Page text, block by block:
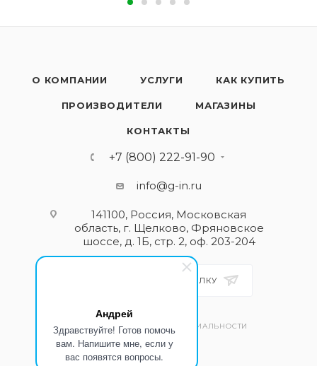
Андрей
Здравствуйте! Готов помочь
вам. Напишите мне, если у
вас появятся вопросы.
О КОМПАНИИ УСЛУГИ КАК КУПИТЬ
ПРОИЗВОДИТЕЛИ МАГАЗИНЫ
КОНТАКТЫ
+7 (800) 222-91-90
info@g-in.ru
141100, Россия, Московская
область, г. Щелково, Фряновское
шоссе, д. 1Б, стр. 2, оф. 203-204
ПОДПИСАТЬСЯ НА РАССЫЛКУ
ПОЛИТИКА КОНФИДЕНЦИАЛЬНОСТИ